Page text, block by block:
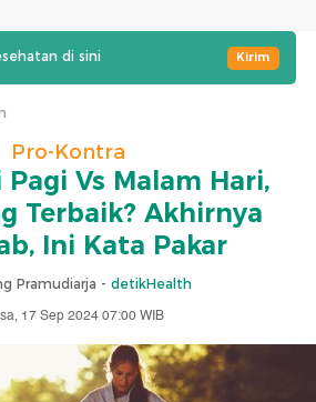
di sini Kirim
Pro-Kontra
Vs Malam Hari,
Terbaik? Akhirnya
Ini Kata Pakar
Pramudiarja - detikHealth
17 Sep 2024 07:00 WIB